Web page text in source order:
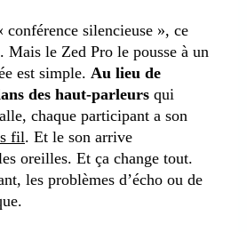
conférence silencieuse », ce
Mais le Zed Pro le pousse à un
est simple. Au lieu de
des haut-parleurs qui
chaque participant a son
fil. Et le son arrive
oreilles. Et ça change tout.
les problèmes d’écho ou de